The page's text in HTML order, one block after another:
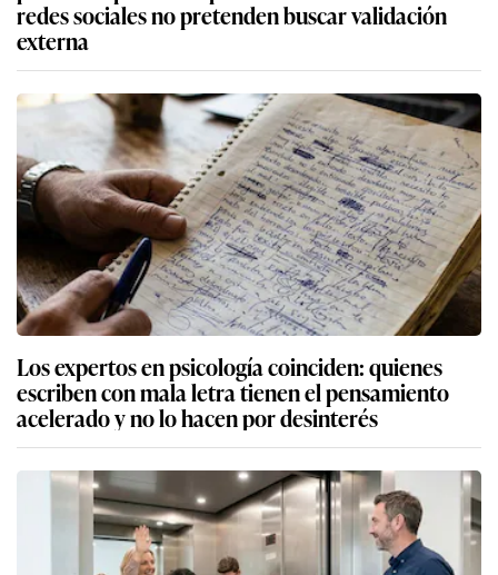
redes sociales no pretenden buscar validación
externa
Los expertos en psicología coinciden: quienes
escriben con mala letra tienen el pensamiento
acelerado y no lo hacen por desinterés